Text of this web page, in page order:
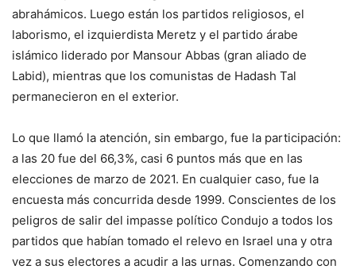
abrahámicos. Luego están los partidos religiosos, el
laborismo, el izquierdista Meretz y el partido árabe
islámico liderado por Mansour Abbas (gran aliado de
Labid), mientras que los comunistas de Hadash Tal
permanecieron en el exterior.
Lo que llamó la atención, sin embargo, fue la participación:
a las 20 fue del 66,3%, casi 6 puntos más que en las
elecciones de marzo de 2021. En cualquier caso, fue la
encuesta más concurrida desde 1999. Conscientes de los
peligros de salir del impasse político Condujo a todos los
partidos que habían tomado el relevo en Israel una y otra
vez a sus electores a acudir a las urnas. Comenzando con